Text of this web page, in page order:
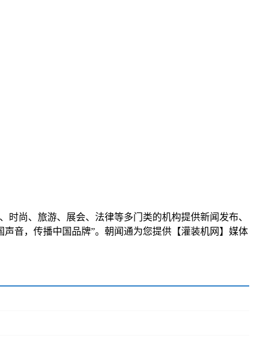
尚、旅游、展会、法律等多门类的机构提供新闻发布、
音，传播中国品牌”。朝闻通为您提供【灌装机网】媒体